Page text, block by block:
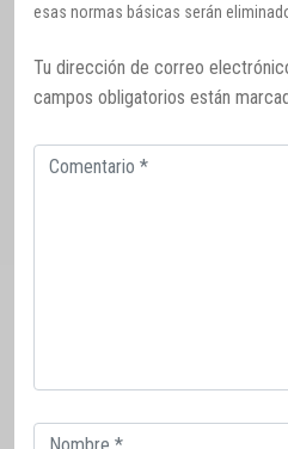
esas normas básicas serán
Tu dirección de correo
campos obligatorios están
Comentario
Correo